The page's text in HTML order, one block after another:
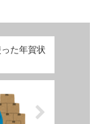
た年賀状